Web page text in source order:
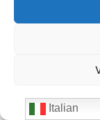
Rivista
Italian